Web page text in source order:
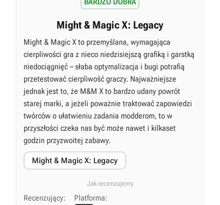
Might & Magic X: Legacy
Might & Magic X to przemyślana, wymagająca
cierpliwości gra z nieco niedzisiejszą grafiką i garstką
niedociągnięć – słaba optymalizacja i bugi potrafią
przetestować cierpliwość graczy. Najważniejsze
jednak jest to, że M&M X to bardzo udany powrót
starej marki, a jeżeli poważnie traktować zapowiedzi
twórców o ułatwieniu zadania modderom, to w
przyszłości czeka nas być może nawet i kilkaset
godzin przyzwoitej zabawy.
Might & Magic X: Legacy
Jak recenzujemy
Recenzujący:
Platforma: